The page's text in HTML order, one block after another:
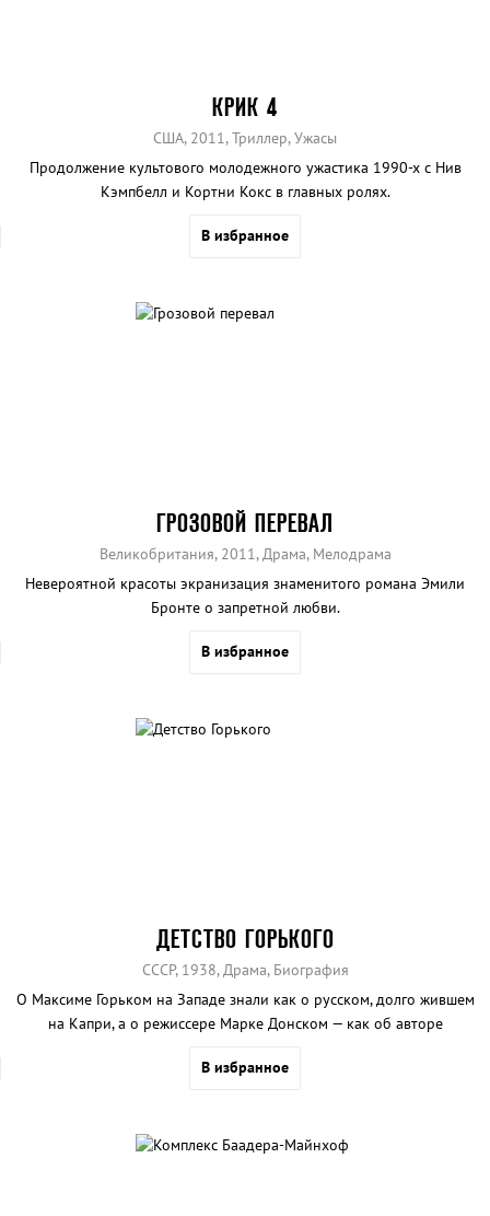
КРИК 4
США, 2011, Триллер, Ужасы
Продолжение культового молодежного ужастика 1990-х с Нив
Кэмпбелл и Кортни Кокс в главных ролях.
В избранное
ГРОЗОВОЙ ПЕРЕВАЛ
Великобритания, 2011, Драма, Мелодрама
Невероятной красоты экранизация знаменитого романа Эмили
Бронте о запретной любви.
В избранное
ДЕТСТВО ГОРЬКОГО
СССР, 1938, Драма, Биография
О Максиме Горьком на Западе знали как о русском, долго жившем
на Капри, а о режиссере Марке Донском — как об авторе
В избранное